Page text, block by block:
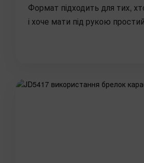
Формат підходить для тих,
і хоче мати під рукою простий